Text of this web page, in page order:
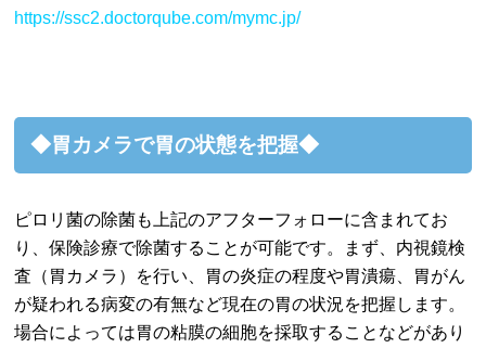
https://ssc2.doctorqube.com/mymc.jp/
◆胃カメラで胃の状態を把握◆
ピロリ菌の除菌も上記のアフターフォローに含まれてお
り、保険診療で除菌することが可能です。まず、内視鏡検
査（胃カメラ）を行い、胃の炎症の程度や胃潰瘍、胃がん
が疑われる病変の有無など現在の胃の状況を把握します。
場合によっては胃の粘膜の細胞を採取することなどがあり